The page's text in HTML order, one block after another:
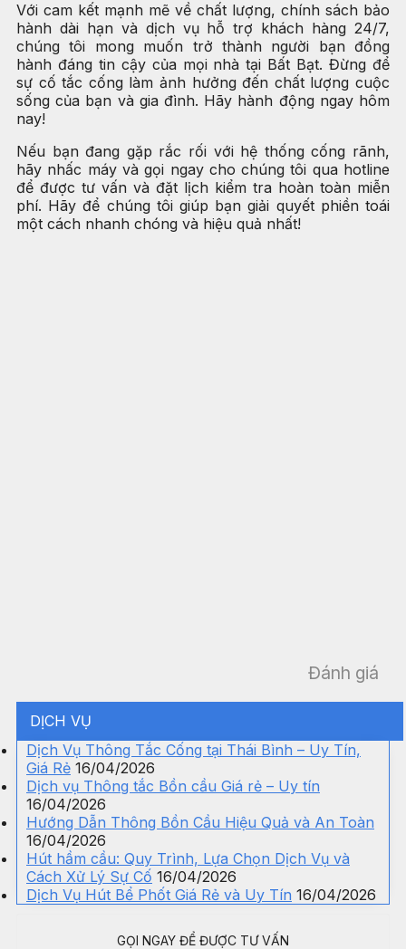
Với cam kết mạnh mẽ về chất lượng, chính sách bảo
hành dài hạn và dịch vụ hỗ trợ khách hàng 24/7,
chúng tôi mong muốn trở thành người bạn đồng
hành đáng tin cậy của mọi nhà tại Bất Bạt. Đừng để
sự cố tắc cống làm ảnh hưởng đến chất lượng cuộc
sống của bạn và gia đình. Hãy hành động ngay hôm
nay!
Nếu bạn đang gặp rắc rối với hệ thống cống rãnh,
hãy nhấc máy và gọi ngay cho chúng tôi qua hotline
để được tư vấn và đặt lịch kiểm tra hoàn toàn miễn
phí. Hãy để chúng tôi giúp bạn giải quyết phiền toái
một cách nhanh chóng và hiệu quả nhất!
Đánh giá
DỊCH VỤ
Dịch Vụ Thông Tắc Cống tại Thái Bình – Uy Tín,
Giá Rẻ 16/04/2026
Dịch vụ Thông tắc Bồn cầu Giá rẻ – Uy tín
16/04/2026
Hướng Dẫn Thông Bồn Cầu Hiệu Quả và An Toàn
16/04/2026
Hút hầm cầu: Quy Trình, Lựa Chọn Dịch Vụ và
Cách Xử Lý Sự Cố 16/04/2026
Dịch Vụ Hút Bể Phốt Giá Rẻ và Uy Tín 16/04/2026
GỌI NGAY ĐỂ ĐƯỢC TƯ VẤN